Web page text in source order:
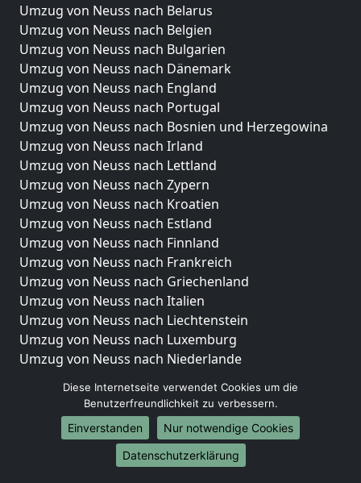
Umzug von Neuss nach Belarus
Umzug von Neuss nach Belgien
Umzug von Neuss nach Bulgarien
Umzug von Neuss nach Dänemark
Umzug von Neuss nach England
Umzug von Neuss nach Portugal
Umzug von Neuss nach Bosnien und Herzegowina
Umzug von Neuss nach Irland
Umzug von Neuss nach Lettland
Umzug von Neuss nach Zypern
Umzug von Neuss nach Kroatien
Umzug von Neuss nach Estland
Umzug von Neuss nach Finnland
Umzug von Neuss nach Frankreich
Umzug von Neuss nach Griechenland
Umzug von Neuss nach Italien
Umzug von Neuss nach Liechtenstein
Umzug von Neuss nach Luxemburg
Umzug von Neuss nach Niederlande
Umzüge-Deutschlandweit
Umzug von Neuss nach Berlin
Umzug von Neuss nach Hamburg
Diese Internetseite verwendet Cookies um die
Benutzerfreundlichkeit zu verbessern.
Einverstanden
Nur notwendige Cookies
Datenschutzerklärung